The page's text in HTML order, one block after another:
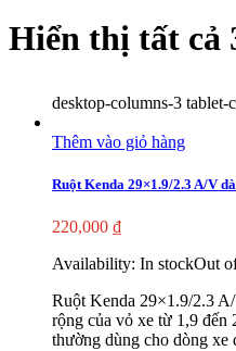
Hiển thị tất cả
desktop-columns-3 tablet-
Thêm vào giỏ hàng
Ruột Kenda 29×1.9/2.3 A/V
220,000 ₫
Availability: In stockOut
Ruột Kenda 29×1.9/2.3
rộng của vỏ xe từ 1,9
thường dùng cho dòng